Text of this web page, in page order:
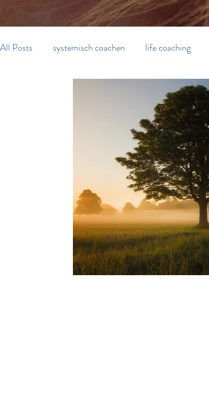
All Posts systemisch coachen life coaching